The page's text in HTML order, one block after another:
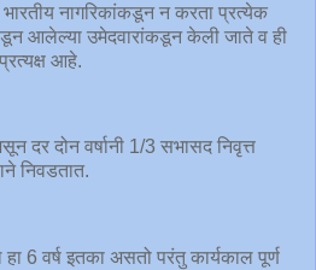
नागरिकांकडून न करता प्रत्येक
आलेल्या उमेदवारांकडून केली जाते व ही
आहे.
दर दोन वर्षानी 1/3 सभासद निवृत्त
निवडतात.
6 वर्ष इतका असतो परंतु कार्यकाल पूर्ण